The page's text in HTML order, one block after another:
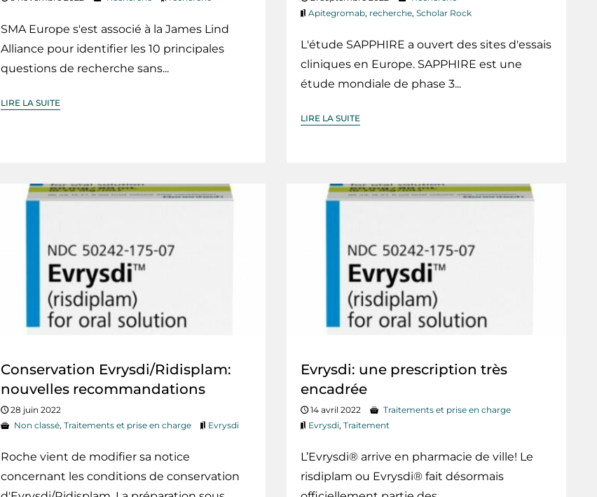
SMA Europe s'est associé à la James Lind
Alliance pour identifier les 10 principales
questions de recherche sans...
LIRE LA SUITE
Apitegromab, recherche,Scholar Rock
L'étude SAPPHIRE a ouvert des sites d'essais
cliniques en Europe. SAPPHIRE est une
étude mondiale de phase 3...
LIRE LA SUITE
Conservation Evrysdi/Ridisplam:
nouvelles recommandations
28 juin 2022
Non classé, Traitements et prise en charge Evrysdi
Roche vient de modifier sa notice
concernant les conditions de conservation
Evrysdi: une prescription très
encadrée
14 avril 2022
Traitements et prise en charge
Evrysdi,Traitement
L’Evrysdi® arrive en pharmacie de ville! Le
risdiplam ou Evrysdi® fait désormais